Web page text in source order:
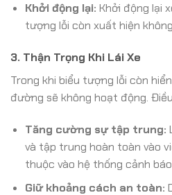
Khởi động lại: Khởi động lại
tượng lỗi còn xuất hiện
3. Thận Trọng Khi Lái Xe
Trong khi biểu tượng lỗi còn
đường sẽ không hoạt động.
Tăng cường sự tập trung:
và tập trung hoàn toàn vào
thuộc vào hệ thống cảnh
Giữ khoảng cách an toàn: